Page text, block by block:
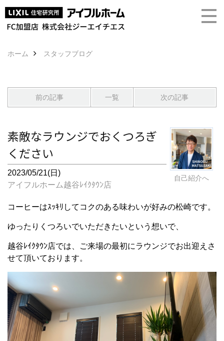
ホーム スタッフブログ
前の記事 一覧 次の記事
自己紹介へ
素敵なラウンジでおくつろぎ
ください
2023/05/21(日)
アイフルホーム越谷ﾚｲｸﾀｳﾝ店
コーヒーはｽｯｷﾘしてコクのある味わいが好みの松崎です。
ゆったりくつろいでいただきたいという想いで、
越谷ﾚｲｸﾀｳﾝ店では、ご来場の最初にラウンジでお出迎えさ
せて頂いております。